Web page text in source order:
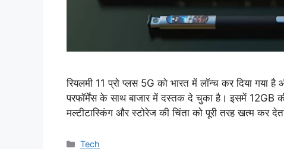
रियलमी 11 प्रो प्लस 5G को भारत में लॉन्च कर दिया गया है
परफॉर्मेंस के साथ बाजार में दस्तक दे चुका है। इसमें 12GB
मल्टीटास्किंग और स्टोरेज की चिंता को पूरी तरह खत्म कर
Categories
Tech